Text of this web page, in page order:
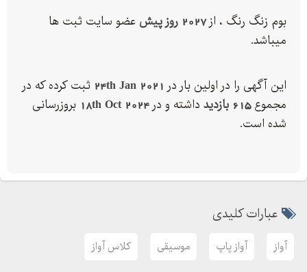
کرده و استعداد خود را در زمینه آواز کشف کنید.
برای دریافت اطلاعت بیشتر با دفتر موسسه تماس حاصل نمایید. / /
تلفن همراه:
فرمایید
بوم زنگ رنگ ، از2027 روز پیش
عضو سایت ثبت ها
میباشد.
این آگهی را در اولین بار در 24th Jan 2021 ثبت کرده که در
مجموع615 بازدید داشته و در 18th Oct 2024 بروزرسانی
شده است.
عبارات کلیدی
آواز آواز پاپ موسیقی کلاس آواز